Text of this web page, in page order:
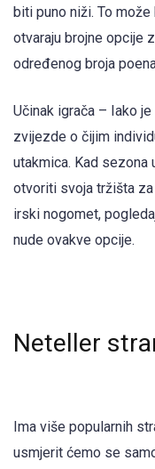
biti puno niži. To
otvaraju brojne opcije
određenog broja
Učinak igrača – Iako
zvijezde o čijim
utakmica. Kad sezona
otvoriti svoja tržišta
irski nogomet,
nude ovakve opcije.
Neteller
Ima više popularnih
usmjerit ćemo se